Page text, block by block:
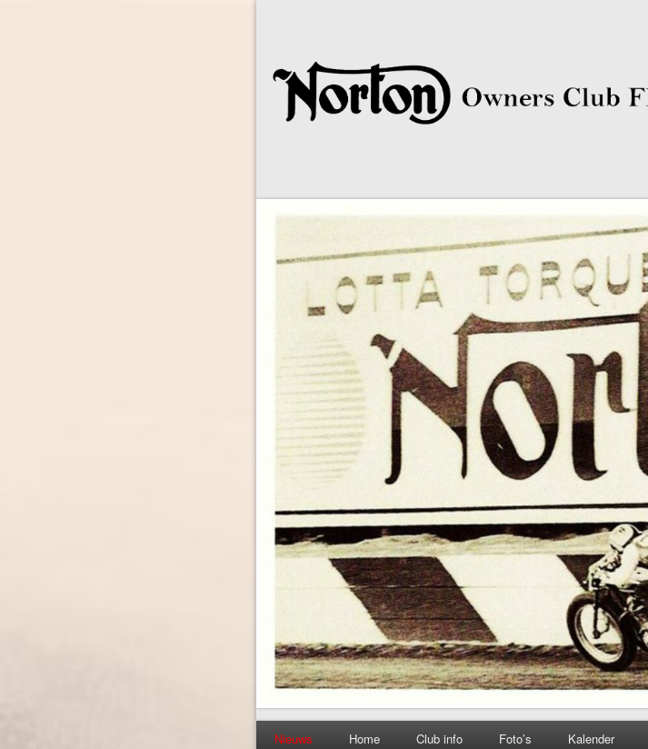
Norton Owners Club Flanders
Nieuws Home Club info Foto’s Kalender